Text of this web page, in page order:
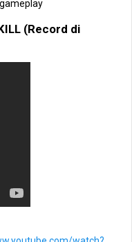
(Record di